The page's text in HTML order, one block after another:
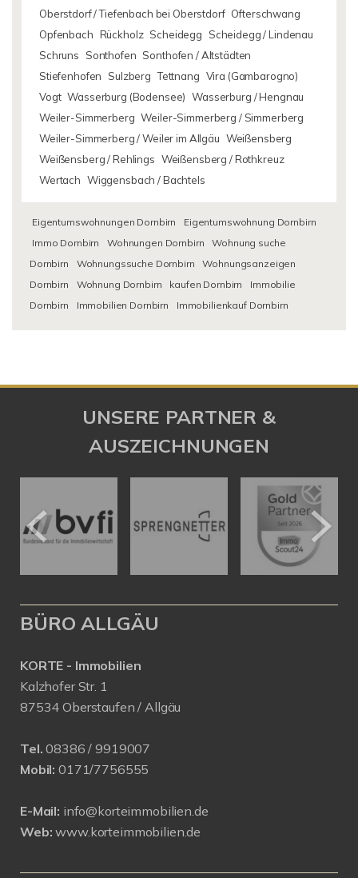
Oberstdorf / Tiefenbach bei Oberstdorf Ofterschwang
Opfenbach Rückholz Scheidegg
Scheidegg / Lindenau
Schruns
Sonthofen Sonthofen / Altstädten
Stiefenhofen
Sulzberg Tettnang Vira (Gambarogno)
Vogt Wasserburg (Bodensee) Wasserburg / Hengnau
Weiler-Simmerberg Weiler-Simmerberg / Simmerberg
Weiler-Simmerberg / Weiler im Allgäu Weißensberg
Weißensberg / Rehlings Weißensberg / Rothkreuz
Wertach Wiggensbach / Bachtels
Eigentumswohnungen Dornbirn
Eigentumswohnung Dornbirn
Immo Dornbirn
Wohnungen Dornbirn
Wohnung suche
Dornbirn
Wohnungssuche Dornbirn
Wohnungsanzeigen
Dornbirn
Wohnung Dornbirn kaufen Dornbirn
Immobilie
Dornbirn
Immobilien Dornbirn Immobilienkauf Dornbirn
UNSERE PARTNER &
AUSZEICHNUNGEN
BÜRO ALLGÄU
KORTE - Immobilien
Kalzhofer Str. 1
87534 Oberstaufen / Allgäu
Tel. 08386 / 9919007
Mobil: 0171/7756555
E-Mail: info@korteimmobilien.de
Web: www.korteimmobilien.de